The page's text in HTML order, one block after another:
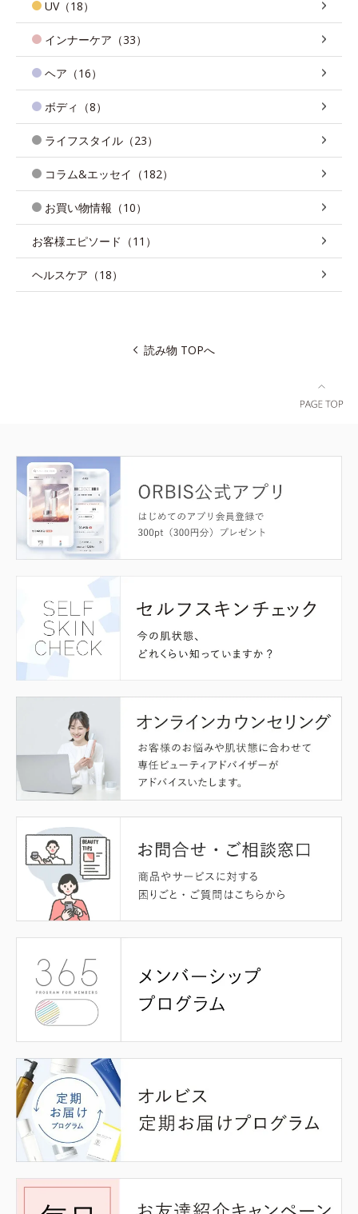
UV（18）
インナーケア（33）
ヘア（16）
ボディ（8）
ライフスタイル（23）
コラム&エッセイ（182）
お買い物情報（10）
お客様エピソード（11）
ヘルスケア（18）
読み物 TOPへ